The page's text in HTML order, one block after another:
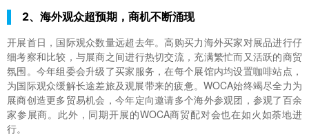
2、海外观众超预期，商机不断涌现
开展首日，国际观众数量远超去年。高购买力海外买家对展品进行仔
细考察和比较，与展商之间进行热切交流，充满繁忙而又活跃的商贸
氛围。今年组委会升级了买家服务，在每个展馆内均设置咖啡站点，
为国际观众缓解长途差旅及观展带来的疲惫。WOCA始终竭尽全力为
展商创造更多贸易机会，今年定向邀请多个海外参观团，参观了百余
家参展商。此外，同期开展的WOCA商贸配对会也在如火如荼地进
行。